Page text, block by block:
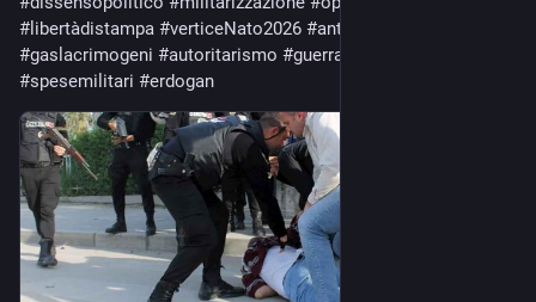
# libertàdistampa #verticeNato2026 #antiterrorismo
#gaslacrimogeni #autoritarismo #guerraeriarmo
#spesemilitari #erdogan